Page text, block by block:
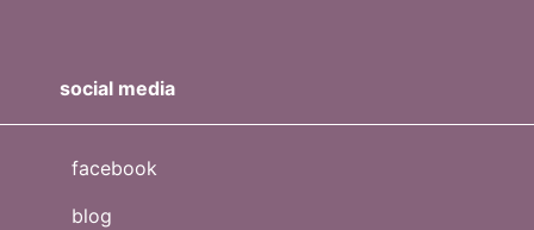
social media
facebook
blog